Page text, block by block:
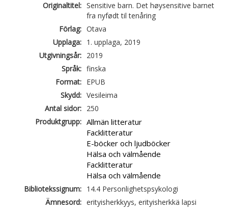
Originaltitel: Sensitive barn. Det høysensitive barnet
fra nyfødt til tenåring
Förlag: Otava
Upplaga: 1. upplaga, 2019
Utgivningsår: 2019
Språk: finska
Format: EPUB
Skydd: Vesileima
Antal sidor: 250
Produktgrupp: Allmän litteratur
Facklitteratur
E-böcker och ljudböcker
Hälsa och välmående
Facklitteratur
Hälsa och välmående
Bibliotekssignum: 14.4 Personlighetspsykologi
Ämnesord: erityisherkkyys, erityisherkkä lapsi